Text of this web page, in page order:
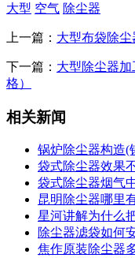
大型 空气 除尘器
上一篇： 大型布袋除
下一篇： 大型除尘器
格）
相关新闻
锅炉除尘器构造(
袋式除尘器效果
袋式除尘器烟气
昆明除尘器哪里
星河讲解为什么
除尘器滤袋如何
焦作原装除尘器